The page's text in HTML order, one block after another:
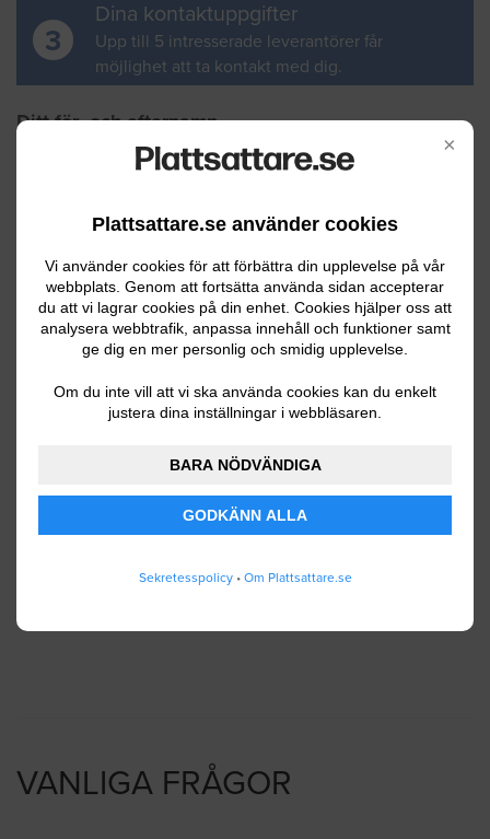
×
Plattsattare.se använder cookies
Vi använder cookies för att förbättra din upplevelse på vår
webbplats. Genom att fortsätta använda sidan accepterar
du att vi lagrar cookies på din enhet. Cookies hjälper oss att
analysera webbtrafik, anpassa innehåll och funktioner samt
ge dig en mer personlig och smidig upplevelse.
Om du inte vill att vi ska använda cookies kan du enkelt
justera dina inställningar i webbläsaren.
BARA NÖDVÄNDIGA
GODKÄNN ALLA
Sekretesspolicy• Om Plattsattare.se
3
Dina kontaktuppgifter
Upp till 5 intresserade leverantörer får
möjlighet att ta kontakt med dig.
Ditt för- och efternamn
Din e-postadress
Ditt telefonnummer
använder mina personuppgifter enligt
SKICKA IN
VANLIGA FRÅGOR